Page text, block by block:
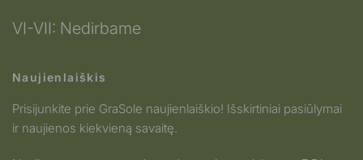
VI-VII: Nedirbame
Naujienlaiškis
Prisijunkite prie GraSole naujienlaiškio! Išskirtiniai pasiūlymai
ir naujienos kiekvieną savaitę.